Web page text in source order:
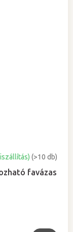
favázas
(>10 db)